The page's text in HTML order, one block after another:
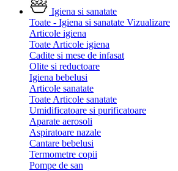
Igiena si sanatate
Toate - Igiena si sanatate Vizualizare
Articole igiena
Toate Articole igiena
Cadite si mese de infasat
Olite si reductoare
Igiena bebelusi
Articole sanatate
Toate Articole sanatate
Umidificatoare si purificatoare
Aparate aerosoli
Aspiratoare nazale
Cantare bebelusi
Termometre copii
Pompe de san